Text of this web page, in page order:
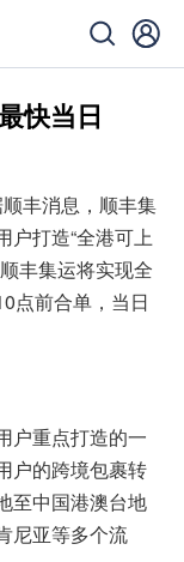
快当日
丰消息，顺丰集
户打造“全港可上
丰集运将实现全
点前合单，当日
户重点打造的一
户的跨境包裹转
至中国港澳台地
尼亚等多个流